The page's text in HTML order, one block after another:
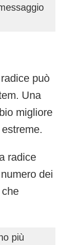
può
Una
migliore
radice
dei
più